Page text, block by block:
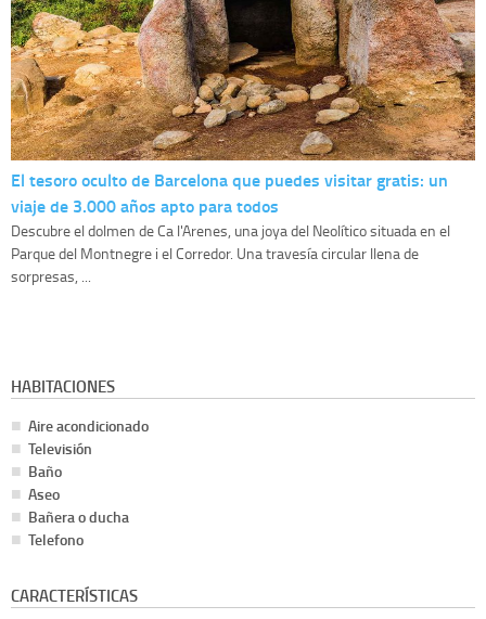
El tesoro oculto de Barcelona que puedes visitar gratis: un
viaje de 3.000 años apto para todos
Descubre el dolmen de Ca l'Arenes, una joya del Neolítico situada en el
Parque del Montnegre i el Corredor. Una travesía circular llena de
sorpresas, ...
HABITACIONES
Aire acondicionado
Televisión
Baño
Aseo
Bañera o ducha
Telefono
CARACTERÍSTICAS